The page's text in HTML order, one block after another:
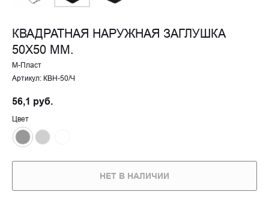
КВАДРАТНАЯ НАРУЖНАЯ ЗАГЛУШКА
50X50 ММ.
М-Пласт
Артикул: КВН-50/Ч
56,1 руб.
Цвет
НЕТ В НАЛИЧИИ